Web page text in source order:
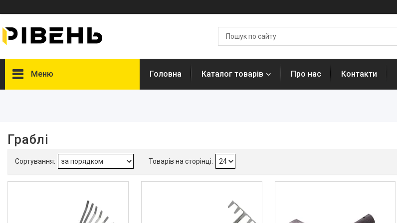
Меню
Граблі
Головна Каталог товарів Про нас Контакти
Граблі